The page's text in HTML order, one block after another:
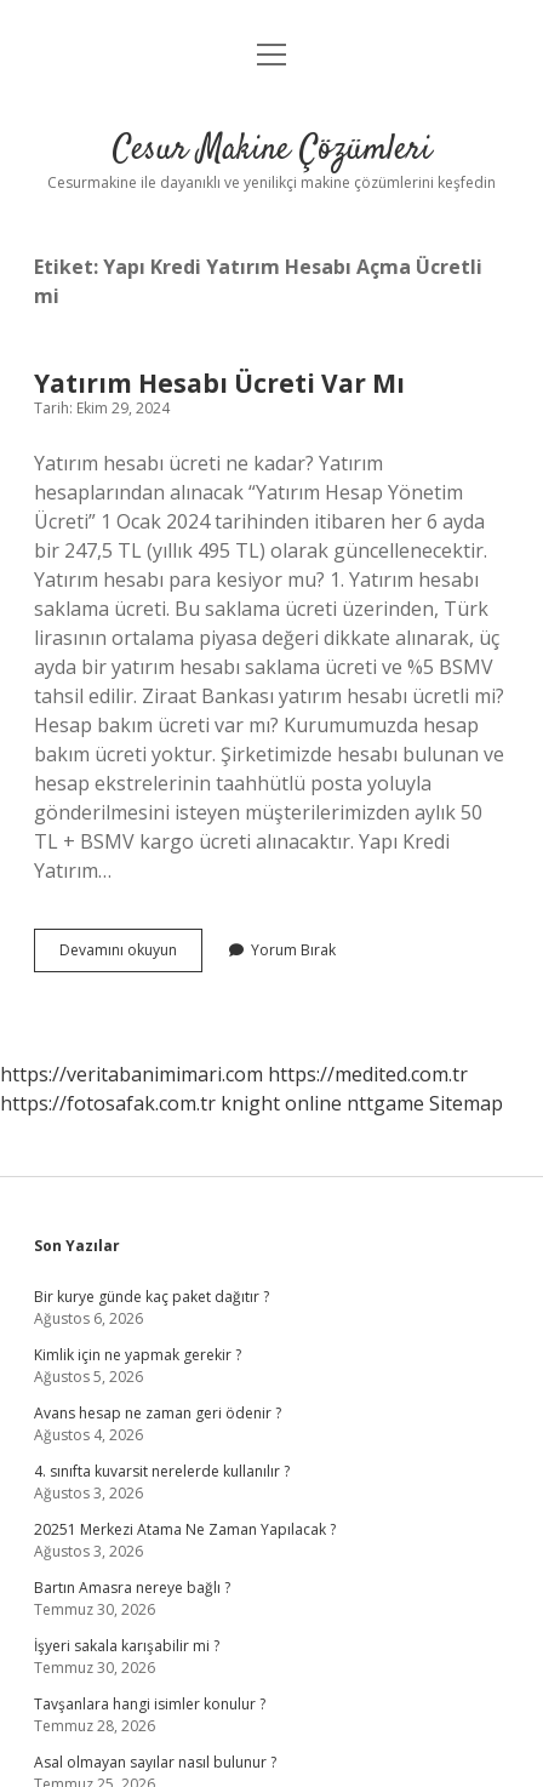
Anasayfa
Yasal Uyarı
menüyü
Cesur Makine Çözümleri
Cesurmakine ile dayanıklı ve yenilikçi makine çözümlerini keşfedin
Etiket:Yapı Kredi Yatırım Hesabı Açma Ücretli
mi
Yatırım Hesabı Ücreti Var Mı
Tarih: Ekim 29, 2024
Yatırım hesabı ücreti ne kadar? Yatırım
hesaplarından alınacak “Yatırım Hesap Yönetim
Ücreti” 1 Ocak 2024 tarihinden itibaren her 6 ayda
bir 247,5 TL (yıllık 495 TL) olarak güncellenecektir.
Yatırım hesabı para kesiyor mu? 1. Yatırım hesabı
saklama ücreti. Bu saklama ücreti üzerinden, Türk
lirasının ortalama piyasa değeri dikkate alınarak, üç
ayda bir yatırım hesabı saklama ücreti ve %5 BSMV
tahsil edilir. Ziraat Bankası yatırım hesabı ücretli mi?
Hesap bakım ücreti var mı? Kurumumuzda hesap
bakım ücreti yoktur. Şirketimizde hesabı bulunan ve
hesap ekstrelerinin taahhütlü posta yoluyla
gönderilmesini isteyen müşterilerimizden aylık 50
TL + BSMV kargo ücreti alınacaktır. Yapı Kredi
Yatırım…
Devamını okuyun
Hesabı
Yorum Bırak
https://veritabanimimari.com https://medited.com.tr
https://fotosafak.com.tr knight online nttgame Sitemap
Sidebar
Son Yazılar
Bir kurye günde kaç paket dağıtır ?
Ağustos 6, 2026
Kimlik için ne yapmak gerekir ?
Ağustos 5, 2026
Avans hesap ne zaman geri ödenir ?
Ağustos 4, 2026
4. sınıfta kuvarsit nerelerde kullanılır ?
Ağustos 3, 2026
20251 Merkezi Atama Ne Zaman Yapılacak ?
Ağustos 3, 2026
Bartın Amasra nereye bağlı ?
Temmuz 30, 2026
İşyeri sakala karışabilir mi ?
Temmuz 30, 2026
Tavşanlara hangi isimler konulur ?
Temmuz 28, 2026
Asal olmayan sayılar nasıl bulunur ?